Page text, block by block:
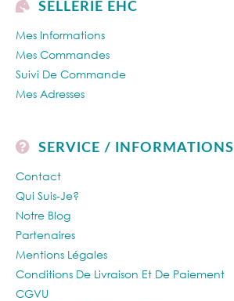
SELLERIE EHC
Mes Informations
Mes Commandes
Suivi De Commande
Mes Adresses
SERVICE / INFORMATIONS
Contact
Qui Suis-Je?
Notre Blog
Partenaires
Mentions Légales
Conditions De Livraison Et De Paiement
CGVU